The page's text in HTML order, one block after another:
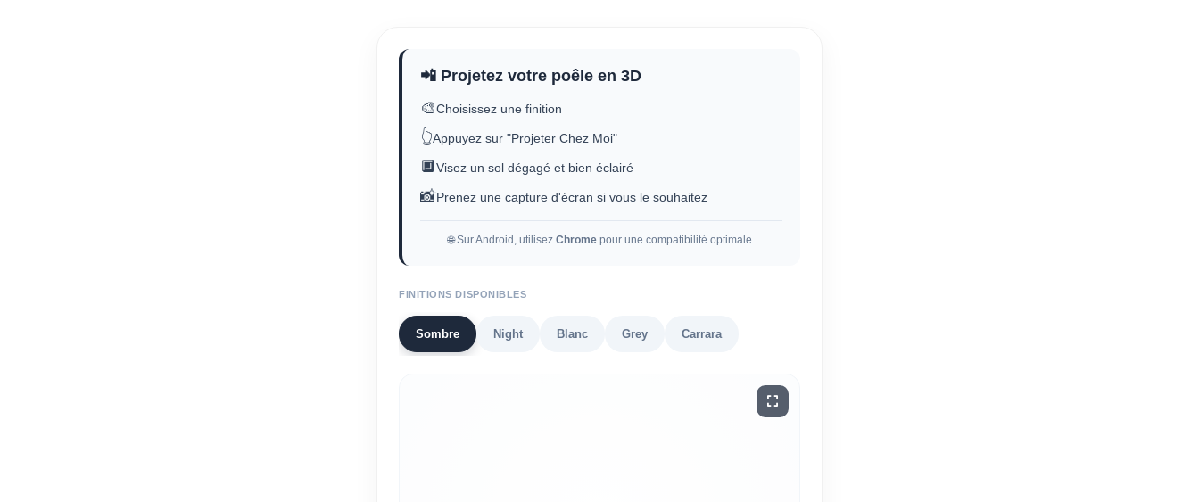
📲 Projetez votre poêle en 3D
🎨Choisissez une finition
👆Appuyez sur "Projeter Chez Moi"
🔲Visez un sol dégagé et bien éclairé
📸Prenez une capture d'écran si vous le souhaitez
🌐 Sur Android, utilisez Chrome pour une compatibilité optimale.
FINITIONS DISPONIBLES
Sombre Night Blanc Grey Carrara